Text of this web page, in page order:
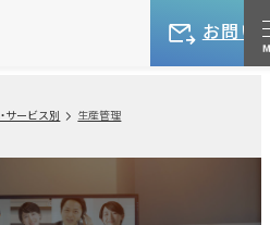
お問い
サービス別 生産管理